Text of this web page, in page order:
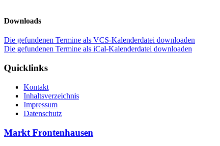
Downloads
Die gefundenen Termine als VCS-Kalenderdatei downloaden
Die gefundenen Termine als iCal-Kalenderdatei downloaden
Quicklinks
Kontakt
Inhaltsverzeichnis
Impressum
Datenschutz
Markt Frontenhausen